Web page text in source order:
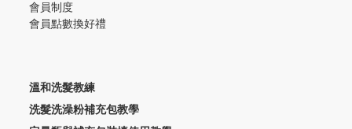
會員制度
會員點數換好禮
溫和洗髮教練
洗髮洗澡粉補充包教學